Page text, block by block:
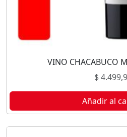
VINO CHACABUCO
$
Añadir al